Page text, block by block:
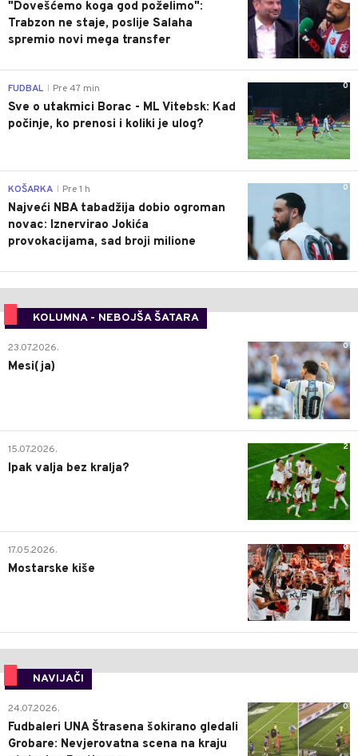
"Dovešćemo koga god poželimo":
Trabzon ne staje, poslije Salaha
spremio novi mega transfer
0
FUDBAL Pre 47 min
Sve o utakmici Borac - ML Vitebsk: Kad
počinje, ko prenosi i koliki je ulog?
0
KOŠARKA Pre 1 h
Najveći NBA tabadžija dobio ogroman
novac: Iznervirao Jokića
provokacijama, sad broji milione
KOLUMNA - NEBOJŠA ŠATARA
0
23.07.2026.
Mesi(ja)
2
15.07.2026.
Ipak valja bez kralja?
0
17.05.2026.
Mostarske kiše
NAVIJAČI
0
24.07.2026.
Fudbaleri UNA Štrasena šokirano gledali
Grobare: Nevjerovatna scena na kraju